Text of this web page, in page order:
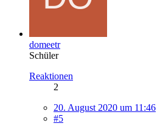
domeetr
Schüler
Reaktionen
2
20. August 2020 um 11:46
#5